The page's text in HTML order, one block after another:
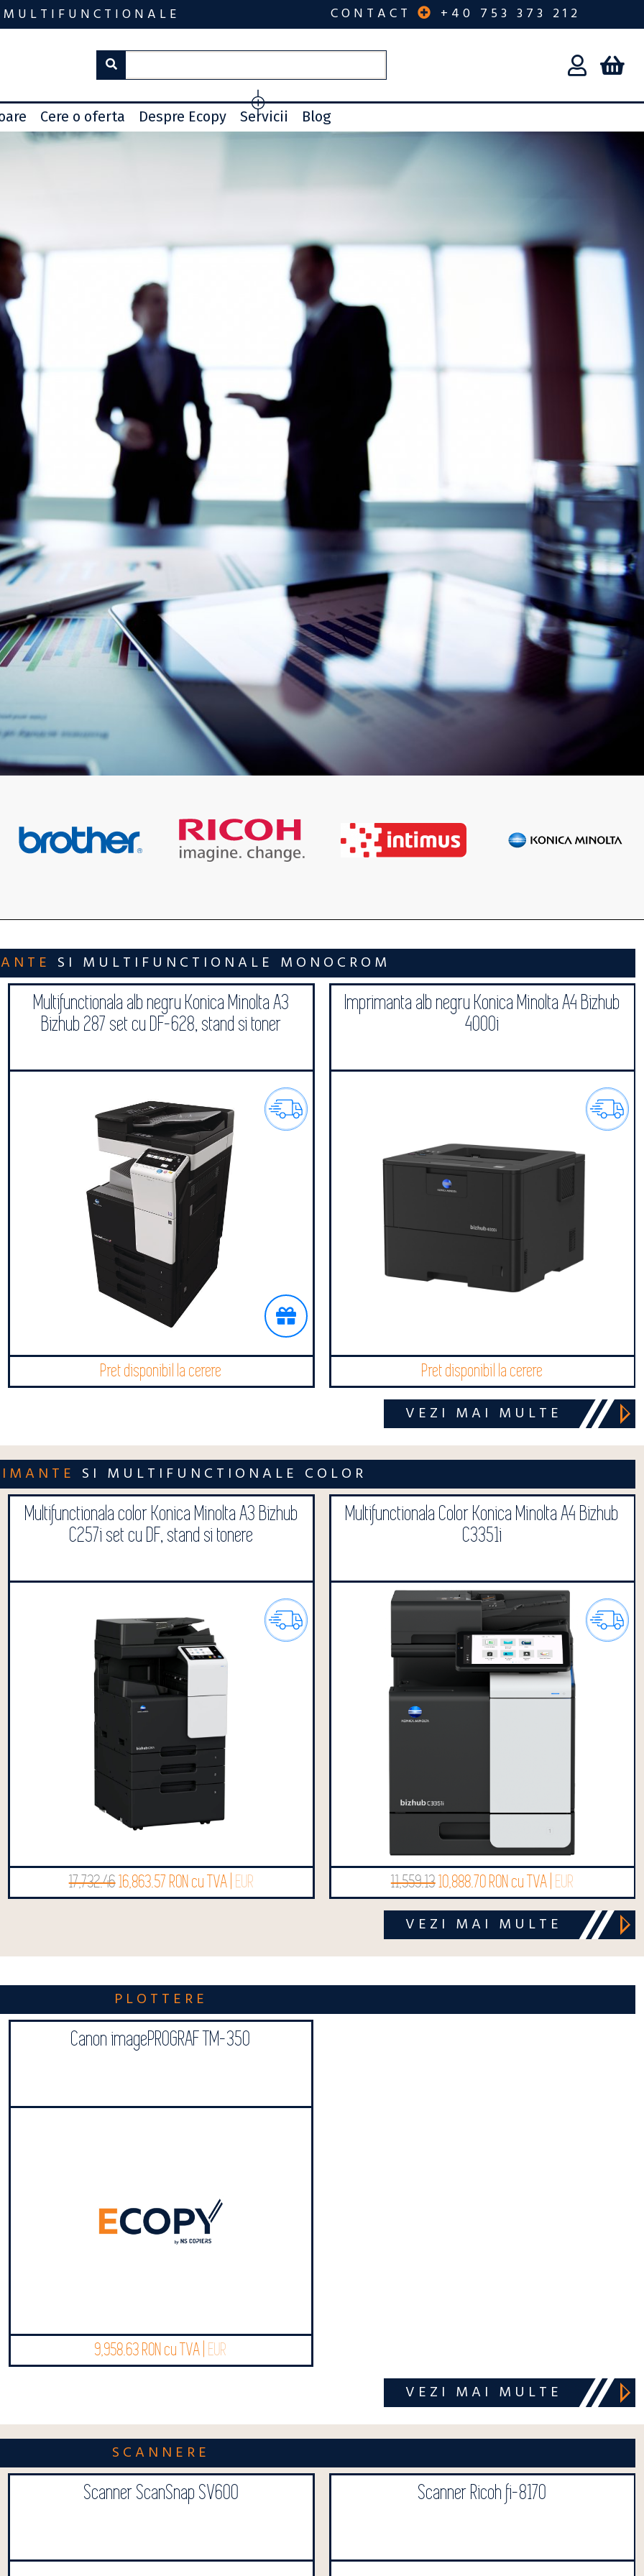
CONTACT +40 753 373 212
Cere o oferta Despre Ecopy Servicii Blog
SI MULTIFUNCTIONALE MONOCROM
Multifunctionala alb negru Konica Minolta A3
Bizhub 287 set cu DF-628, stand si toner
Pret disponibil la cerere
Imprimanta alb negru Konica Minolta A4 Bizhub
4000i
Pret disponibil la cerere
VEZI MAI MULTE
SI MULTIFUNCTIONALE COLOR
Multifunctionala color Konica Minolta A3 Bizhub
C257i set cu DF, stand si tonere
17,732.4616,863.57 RON cu TVA | EUR
Multifunctionala Color Konica Minolta A4 Bizhub
C3351i
11,559.1310,888.70 RON cu TVA | EUR
VEZI MAI MULTE
PLOTTERE
Canon imagePROGRAF TM-350
9,958.63 RON cu TVA | EUR
VEZI MAI MULTE
SCANNERE
Scanner ScanSnap SV600 Scanner Ricoh fi-8170